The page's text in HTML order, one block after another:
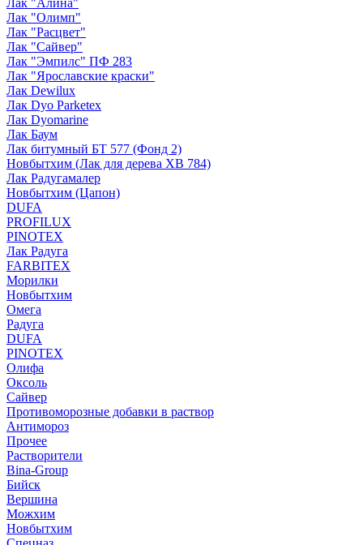
Лак "Алина"
Лак "Олимп"
Лак "Расцвет"
Лак "Сайвер"
Лак "Эмпилс" ПФ 283
Лак "Ярославские краски"
Лак Dewilux
Лак Dyo Parketex
Лак Dyomarine
Лак Баум
Лак битумный БТ 577 (Фонд 2)
Новбытхим (Лак для дерева ХВ 784)
Лак Радугамалер
Новбытхим (Цапон)
DUFA
PROFILUX
PINOTEX
Лак Радуга
FARBITEX
Морилки
Новбытхим
Омега
Радуга
DUFA
PINOTEX
Олифа
Оксоль
Сайвер
Противоморозные добавки в раствор
Антимороз
Прочее
Растворители
Bina-Group
Бийск
Вершина
Можхим
Новбытхим